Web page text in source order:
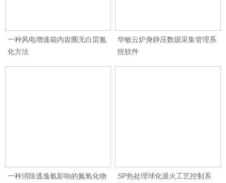
一种风电增速箱内齿圈无白层氮
化方法
华敏云炉身静压数据采集管理系
统软件
一种消除逃逸氨影响的氮氧化物
SP热处理球化退火工艺控制系